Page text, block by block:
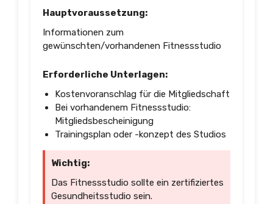
Hauptvoraussetzung:
Informationen zum
gewünschten/vorhandenen Fitnessstudio
Erforderliche Unterlagen:
Kostenvoranschlag für die Mitgliedschaft
Bei vorhandenem Fitnessstudio:
Mitgliedsbescheinigung
Trainingsplan oder -konzept des Studios
Wichtig:
Das Fitnessstudio sollte ein zertifiziertes
Gesundheitsstudio sein.